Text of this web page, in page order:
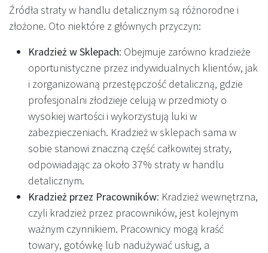
Źródła straty w handlu detalicznym są różnorodne i
złożone. Oto niektóre z głównych przyczyn:
Kradzież w Sklepach: Obejmuje zarówno kradzieże
oportunistyczne przez indywidualnych klientów, jak
i zorganizowaną przestępczość detaliczną, gdzie
profesjonalni złodzieje celują w przedmioty o
wysokiej wartości i wykorzystują luki w
zabezpieczeniach. Kradzież w sklepach sama w
sobie stanowi znaczną część całkowitej straty,
odpowiadając za około 37% straty w handlu
detalicznym.
Kradzież przez Pracowników: Kradzież wewnętrzna,
czyli kradzież przez pracowników, jest kolejnym
ważnym czynnikiem. Pracownicy mogą kraść
towary, gotówkę lub nadużywać usług, a